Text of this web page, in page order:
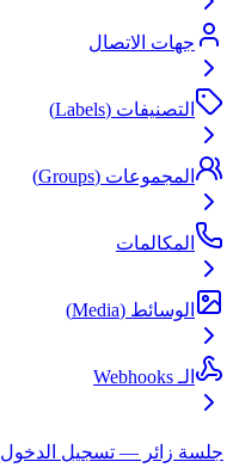
جهات الاتصال
التصنيفات (Labels)
المجموعات (Groups)
المكالمات
الوسائط (Media)
الـ Webhooks
جلسة زائر — تسجيل الدخول